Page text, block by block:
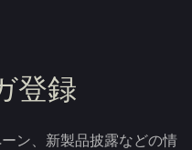
登録
ン、新製品披露などの情